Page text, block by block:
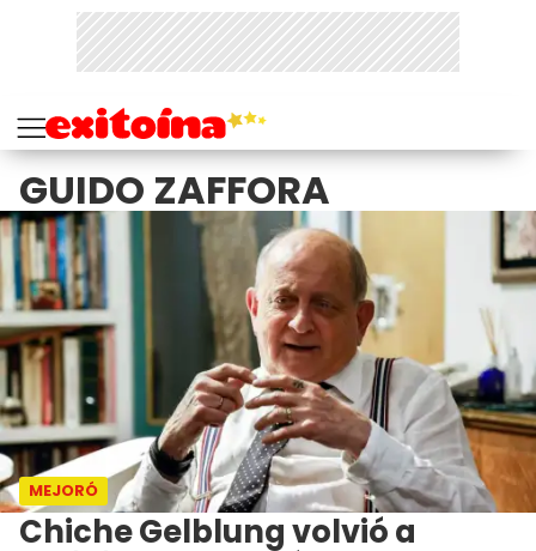
GUIDO ZAFFORA
MEJORÓ
Chiche Gelblung volvió a